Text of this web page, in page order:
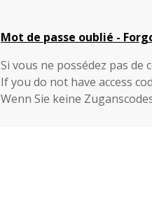
Mot de passe oublié -
Si vous ne possédez pas de
If you do not have access
Wenn Sie keine